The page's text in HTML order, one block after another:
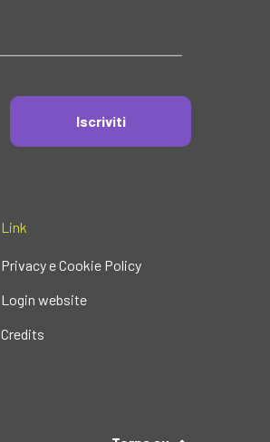
Iscriviti
Link
Privacy e Cookie Policy
Login website
Credits